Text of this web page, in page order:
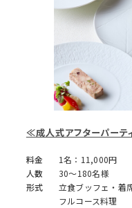
≪成人式アフターパーテ
料金
1名：11,000円
人数
30～180名様
形式
立食ブッフェ・着
フルコース料理